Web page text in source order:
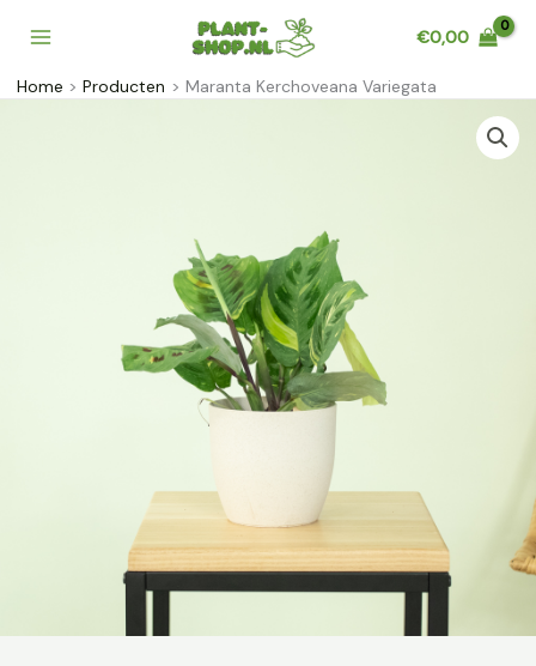
naar
inhoud
€0,00
Home Producten Maranta Kerchoveana Variegata